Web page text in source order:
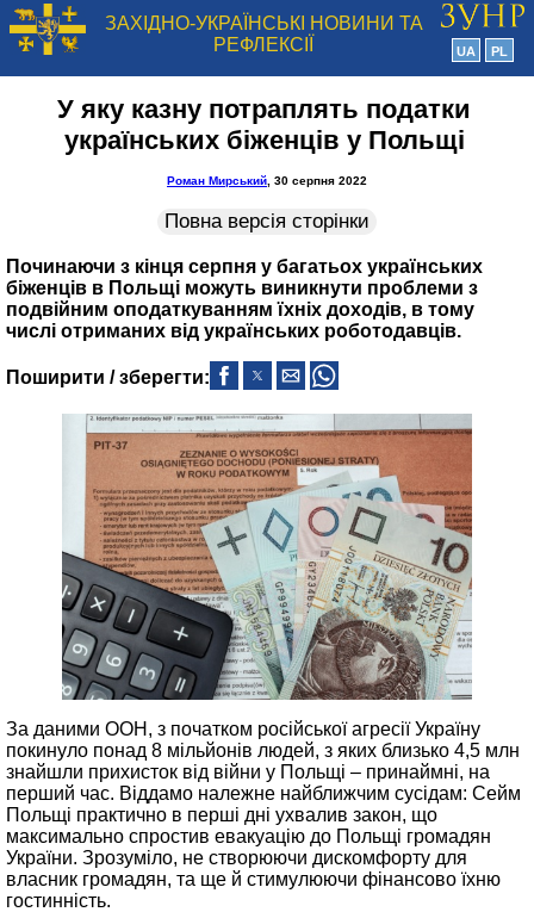
ЗАХІДНО-УКРАЇНСЬКІ НОВИНИ ТА
РЕФЛЕКСІЇ
UA PL
У яку казну потраплять податки
українських біженців у Польщі
Роман Мирський , 30 серпня 2022
Повна версія сторінки
Починаючи з кінця серпня у багатьох українських
біженців в Польщі можуть виникнути проблеми з
подвійним оподаткуванням їхніх доходів, в тому
числі отриманих від українських роботодавців.
Поширити / зберегти:
За даними ООН, з початком російської агресії Україну
покинуло понад 8 мільйонів людей, з яких близько 4,5 млн
знайшли прихисток від війни у Польщі – принаймні, на
перший час. Віддамо належне найближчим сусідам: Сейм
Польщі практично в перші дні ухвалив закон, що
максимально спростив евакуацію до Польщі громадян
України. Зрозуміло, не створюючи дискомфорту для
власник громадян, та ще й стимулюючи фінансово їхню
гостинність.